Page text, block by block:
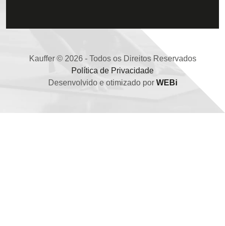
Kauffer © 2026 - Todos os Direitos Reservados
Política de Privacidade
Desenvolvido e otimizado por WEBi